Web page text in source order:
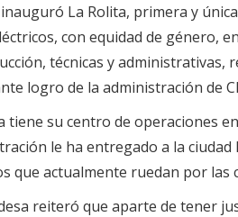
La Rolita, primera y
con equidad de género,
técnicas y
logro de la administración de
tiene su centro de operaciones
le ha entregado a la
que actualmente ruedan por las
reiteró que aparte de tener